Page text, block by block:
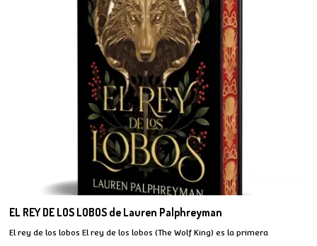
EL REY DE LOS LOBOS de Lauren Palphreyman
El rey de los lobos El rey de los lobos (The Wolf King) es la primera